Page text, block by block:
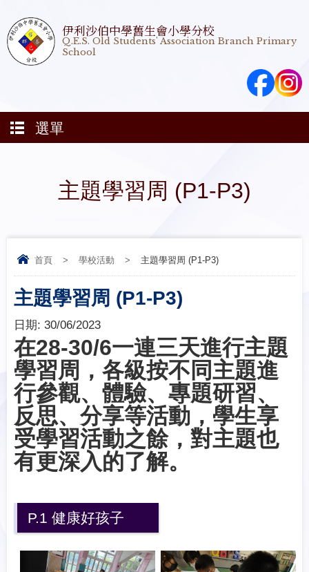
伊利沙伯中學舊生會小學分校
Q.E.S. Old Students' Association Branch Primary
School
選單
主題學習周 (P1-P3)
首頁 > 學校活動 > 主題學習周 (P1-P3)
主題學習周 (P1-P3)
日期: 30/06/2023
在28-30/6一連三天進行主題
學習周，各級按不同主題進
行參觀、體驗、專題研習、
反思、分享等活動，學生享
受學習活動之餘，對主題也
有更深入的了解。
P.1 健康好孩子